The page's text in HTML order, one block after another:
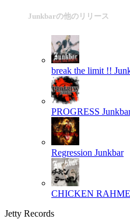
Junkbarの他のリリース
break the limit !!
PROGRESS
Regression Junkbar
CHICKEN
Jetty Records